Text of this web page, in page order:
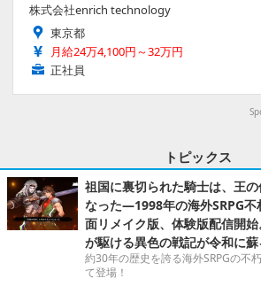
株式会社enrich technology
東京都
月給24万4,100円～32万円
正社員
トピックス
祖国に裏切られた騎士は、王
なった―1998年の海外SRPG不
面リメイク版、体験版配信開
が駆ける異色の戦記が令和に蘇
約30年の歴史を誇る海外SRPGの不
て登場！